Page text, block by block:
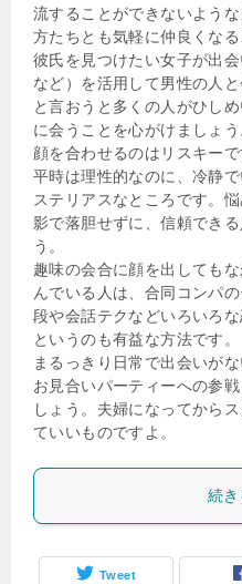
流することができないよう
方たちとも気軽に仲良くな
彼氏を見つけたい女子が出
など）を活用して男性の人
と言おうと多くの人がひし
に会うことを心がけましょ
顔を合わせるのはリスキーで
平時は理性的なのに、冷静
ステリアスなところです。
影で落胆せずに、信頼でき
う。
趣味の会合に顔を出しても
んでいる人は、合同コンパ
段や会話テクなどいろいろ
というのも有益な方法です。
まるっきり日常で出会いが
お見合いパーティーへの参
しょう。夫婦になってから
ていいものですよ。
続
Tweet